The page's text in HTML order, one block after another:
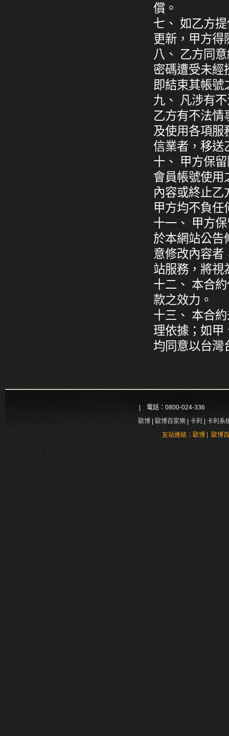
償。
七、 如乙方
更新，甲方得
八、 乙方同
密碼遭受未經
即結束其帳號
九、 凡涉有
乙方有不法情
及使用各項服
信業者，移送
十、 甲方保
會員帳號使用
內容或終止乙
甲方均不負任
十一、 甲方
於本網站公告
意修改內容者
站服務，將視
十二、 本合
款之效力。
十三、 本合
理依據；如甲
均同意以台灣
| 電話：0800-024-336
歐博
歐博百家樂 卡利
卡利系
友站連結： 歐博| 歐博